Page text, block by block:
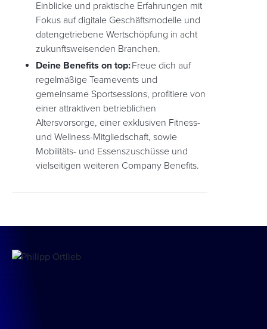
Einblicke und praktische Erfahrungen mit
Fokus auf digitale Geschäftsmodelle und
datengetriebene Wertschöpfung in acht
zukunftsweisenden Branchen.
Deine Benefits on top:Freue dich auf
regelmäßige Teamevents und
gemeinsame Sportsessions, profitiere von
einer attraktiven betrieblichen
Altersvorsorge, einer exklusiven Fitness-
und Wellness-Mitgliedschaft, sowie
Mobilitäts- und Essenszuschüsse und
vielseitigen weiteren Company Benefits.